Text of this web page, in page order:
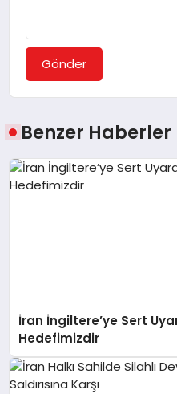
Gönder
Benzer Haberler
İran İngiltere’ye Sert
Hedefimizdir